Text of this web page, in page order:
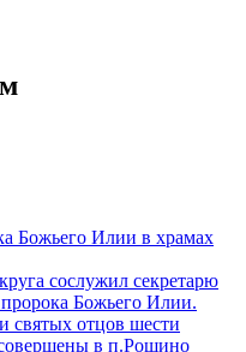
Божьего Илии в храмах
сослужил секретарю
Божьего Илии.
отцов шести
в п.Рощино